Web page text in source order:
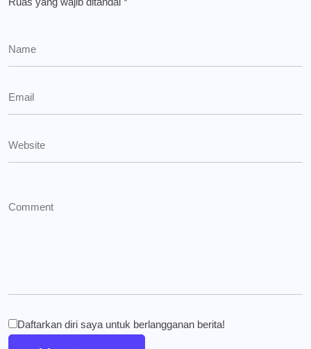
Daftarkan diri saya untuk berlangganan berita!